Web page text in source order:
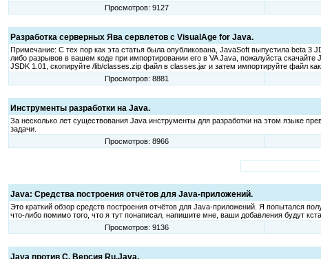
Просмотров: 9127
Разработка серверных Ява сервлетов с VisualAge for Java.
Примечание: С тех пор как эта статья была опубликована, JavaSoft выпустила beta
либо разрывов в вашем коде при импортировании его в VA Java, пожалуйста
JSDK 1.01, скопируйте /lib/classes.zip файл в classes.jar и затем импортируйте файл как
Просмотров: 8881
Инструменты разработки на Java.
За несколько лет существования Java инструменты для разработки на этом языке
задачи.
Просмотров: 8966
Java: Средства построения отчётов для Java-приложений.
Это краткий обзор средств построения отчётов для Java-приложений. Я попытался
что-либо помимо того, что я тут понаписал, напишите мне, ваши добавления будут
Просмотров: 9136
Java против C. Версия Ru.Java.